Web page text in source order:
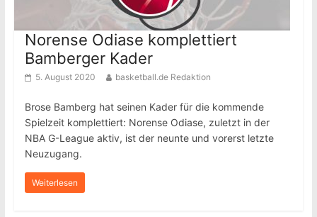
Norense Odiase komplettiert
Bamberger Kader
5. August 2020 basketball.de Redaktion
Brose Bamberg hat seinen Kader für die kommende
Spielzeit komplettiert: Norense Odiase, zuletzt in der
NBA G-League aktiv, ist der neunte und vorerst letzte
Neuzugang.
Weiterlesen